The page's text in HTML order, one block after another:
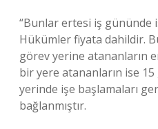
“Bunlar ertesi iş gününde
Hükümler fiyata dahildir.
görev yerine atananların
bir yere atananların ise
yerinde işe başlamaları
bağlanmıştır.